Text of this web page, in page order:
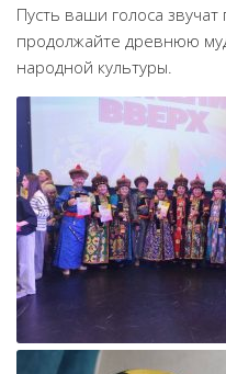
Интернет-приемная
Контакты
Купить Билеты
Пусть ваши голоса
продолжайте древнюю
народной культуры.